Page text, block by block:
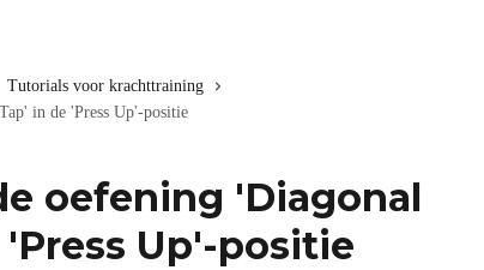
Tutorials voor krachttraining
in de 'Press Up'-positie
oefening 'Diagonal
Up'-positie